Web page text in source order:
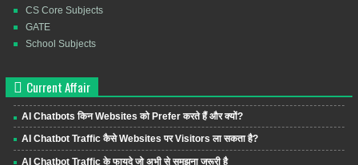
CS Core Subjects
GATE
School Subjects
Current Affair
AI Chatbots किन Websites को Prefer करते हैं और क्यों?
AI Chatbot Traffic कैसे Websites पर Visitors ला सकता है?
AI Chatbot Traffic के फायदे जो अभी से समझना जरूरी है